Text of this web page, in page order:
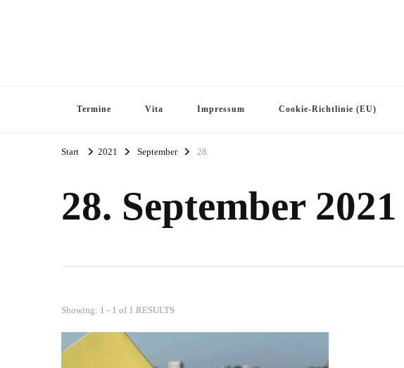
Termine Vita Impressum Cookie-Richtlinie (EU)
Start 2021 September 28.
28. September 2021
Showing: 1 - 1 of 1 RESULTS